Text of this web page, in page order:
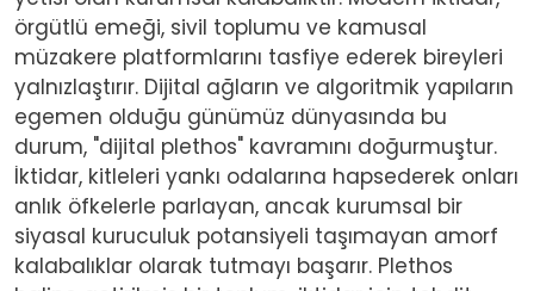
örgütlü emeği, sivil toplumu ve kamusal
müzakere platformlarını tasfiye ederek bireyleri
yalnızlaştırır. Dijital ağların ve algoritmik yapıların
egemen olduğu günümüz dünyasında bu
durum, "dijital plethos" kavramını doğurmuştur.
İktidar, kitleleri yankı odalarına hapsederek onları
anlık öfkelerle parlayan, ancak kurumsal bir
siyasal kuruculuk potansiyeli taşımayan amorf
kalabalıklar olarak tutmayı başarır. Plethos